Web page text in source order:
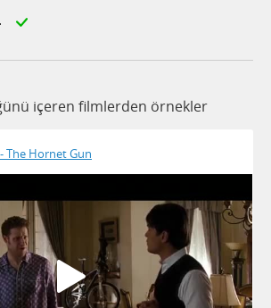
içeren filmlerden örnekler
The Hornet Gun